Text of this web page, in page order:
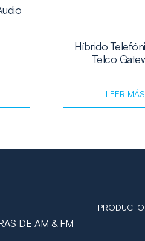
Híbrido
Telco
LEER MÁS
DE AM & FM